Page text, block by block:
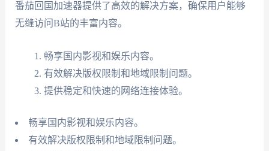
番茄回国加速器提供了高效的解决方案，确保用户能够
无缝访问B站的丰富内容。
畅享国内影视和娱乐内容。
有效解决版权限制和地域限制问题。
提供稳定和快速的网络连接体验。
畅享国内影视和娱乐内容。
有效解决版权限制和地域限制问题。